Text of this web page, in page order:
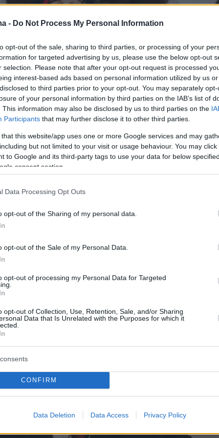
- Do Not Process My Personal Information
opt-out of the sale, sharing to third parties, or processing of your
for targeted advertising by us, please use the below opt-out
selection. Please note that after your opt-out request is processed
interest-based ads based on personal information utilized by us
to third parties prior to your opt-out. You may separately
of your personal information by third parties on the IAB’s list of
This information may also be disclosed by us to third parties on the
Participants that may further disclose it to other third parties.
that this website/app uses one or more Google services and may
but not limited to your visit or usage behaviour. You may
to Google and its third-party tags to use your data for below
consent section.
Data Processing Opt Outs
opt-out of the Sharing of my personal data.
opt-out of the Sale of my Personal Data.
opt-out of processing my Personal Data for Targeted
opt-out of Collection, Use, Retention, Sale, and/or Sharing
Data that Is Unrelated with the Purposes for which it
CONFIRM
Data Deletion Data Access Privacy Policy
οΣτέφανος Κασσελάκης, από την
διεκδικούσε την προεδρία του ΣΥΡΙΖΑ, μέχρι
δημοφιλής Έλληνας στην αναζήτηση της
οΟδυσσέας Σταμούλης, πρώτα για
γιου του
την απώλεια της πρώην συζύγου του και
Νικολαΐδου, λίγους μήνες μετά.